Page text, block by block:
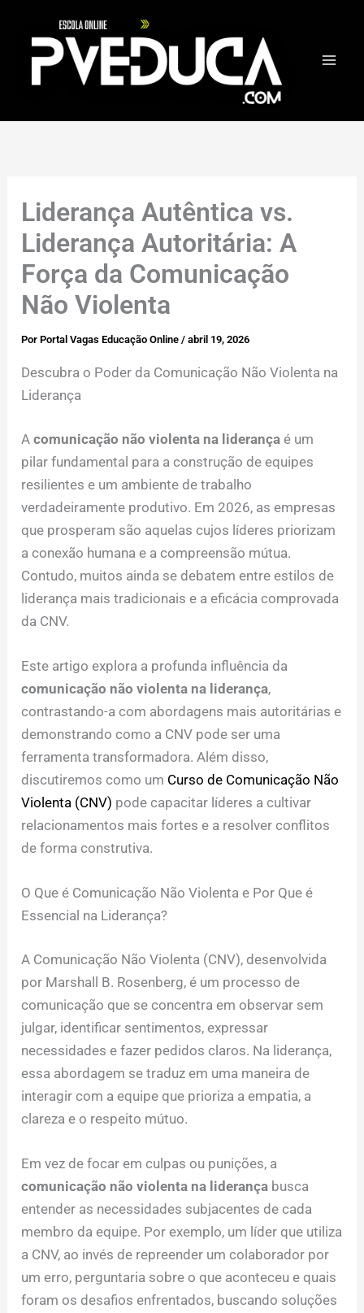
Liderança Autêntica vs.
Liderança Autoritária: A
Força da Comunicação
Não Violenta
PorPortal Vagas Educação Online/abril 19, 2026
Descubra o Poder da Comunicação Não Violenta na
Liderança
Acomunicação não violenta na liderança é um
pilar fundamental para a construção de equipes
resilientes e um ambiente de trabalho
verdadeiramente produtivo. Em 2026, as empresas
que prosperam são aquelas cujos líderes priorizam
a conexão humana e a compreensão mútua.
Contudo, muitos ainda se debatem entre estilos de
liderança mais tradicionais e a eficácia comprovada
da CNV.
Este artigo explora a profunda influência da
comunicação não violenta na liderança,
contrastando-a com abordagens mais autoritárias e
demonstrando como a CNV pode ser uma
ferramenta transformadora. Além disso,
discutiremos como um Curso de Comunicação Não
Violenta (CNV) pode capacitar líderes a cultivar
relacionamentos mais fortes e a resolver conflitos
de forma construtiva.
O Que é Comunicação Não Violenta e Por Que é
Essencial na Liderança?
A Comunicação Não Violenta (CNV), desenvolvida
por Marshall B. Rosenberg, é um processo de
comunicação que se concentra em observar sem
julgar, identificar sentimentos, expressar
necessidades e fazer pedidos claros. Na liderança,
essa abordagem se traduz em uma maneira de
interagir com a equipe que prioriza a empatia, a
clareza e o respeito mútuo.
Em vez de focar em culpas ou punições, a
comunicação não violenta na liderança busca
entender as necessidades subjacentes de cada
membro da equipe. Por exemplo, um líder que utiliza
a CNV, ao invés de repreender um colaborador por
um erro, perguntaria sobre o que aconteceu e quais
foram os desafios enfrentados, buscando soluções